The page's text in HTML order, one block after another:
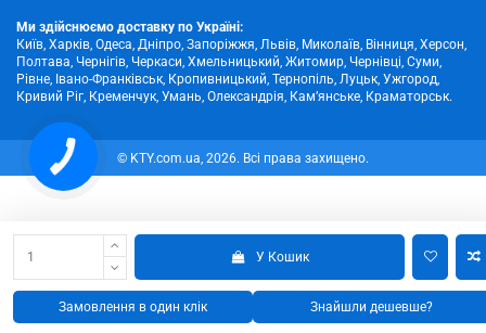
У Кошик
Замовлення в один клік Знайшли дешевше?
Ми здійснюємо доставку по Україні:
Київ, Харків, Одеса, Дніпро, Запоріжжя, Львів, Миколаїв, Вінниця, Херсон,
Полтава, Чернігів, Черкаси, Хмельницький, Житомир, Чернівці, Суми,
Рівне, Івано-Франківськ, Кропивницький, Тернопіль, Луцьк, Ужгород,
Кривий Ріг, Кременчук, Умань, Олександрія, Кам’янське, Краматорськ.
© KTY.com.ua, 2026. Всі права захищено.